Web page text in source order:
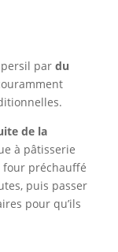
par du
de la
à pâtisserie
four préchauffé
puis passer
pour qu’ils